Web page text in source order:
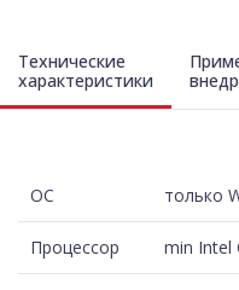
Технические
характеристики
ОС только
Процессор min Intel